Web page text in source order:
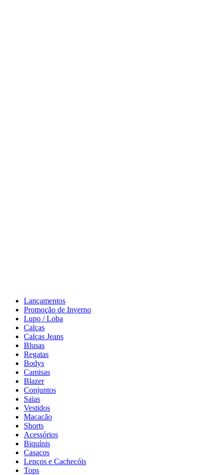
Lançamentos
Promoção de Inverno
Lupo / Loba
Calças
Calças Jeans
Blusas
Regatas
Bodys
Camisas
Blazer
Conjuntos
Saias
Vestidos
Macacão
Shorts
Acessórios
Biquínis
Casacos
Lenços e Cachecóis
Tops